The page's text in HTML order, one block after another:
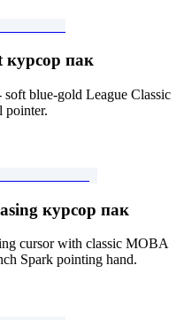
курсор пак
soft blue-gold League Classic
pointer.
курсор пак
cursor with classic MOBA
Spark pointing hand.